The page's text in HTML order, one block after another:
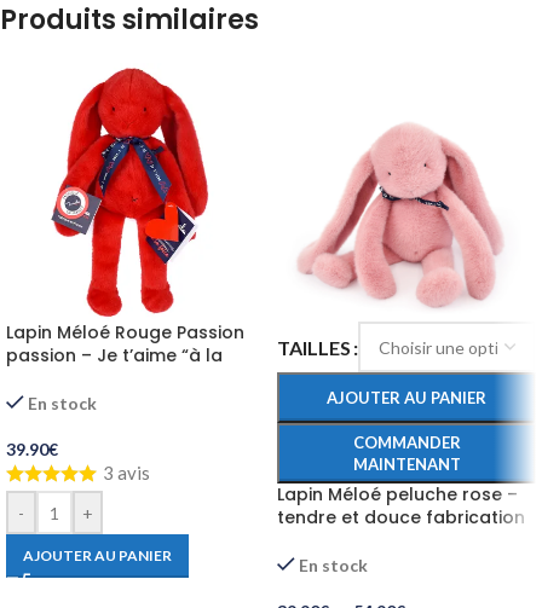
Produits similaires
Lapin Méloé Rouge Passion
passion – Je t’aime “à la
En stock
39.90€
3 avis
- +
AJOUTER AU PANIER
TAILLES
AJOUTER AU PANIER
COMMANDER
MAINTENANT
Lapin Méloé peluche rose –
tendre et douce fabrication
En stock